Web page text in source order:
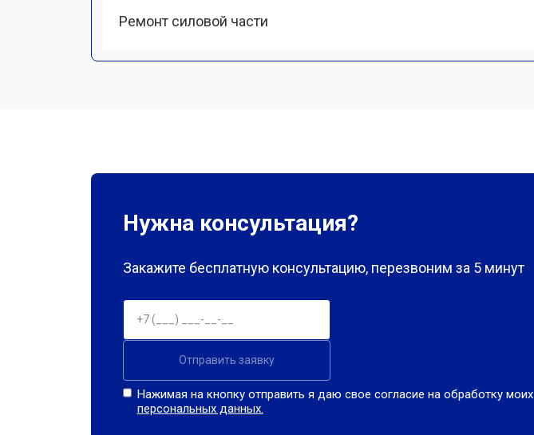
Ремонт силовой части
Нужна консультация?
Закажите бесплатную консультацию, перезвоним за 5 минут
Отправить заявку
Нажимая на кнопку отправить я даю свое согласие на обработку моих
персональных данных.